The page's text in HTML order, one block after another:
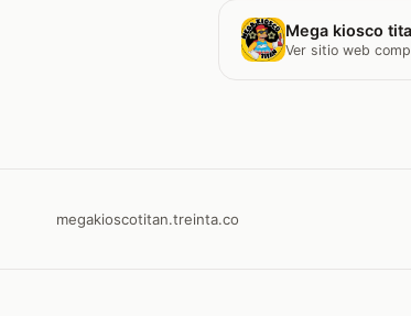
Mega kiosco
Ver sitio web
megakioscotitan.treinta.co